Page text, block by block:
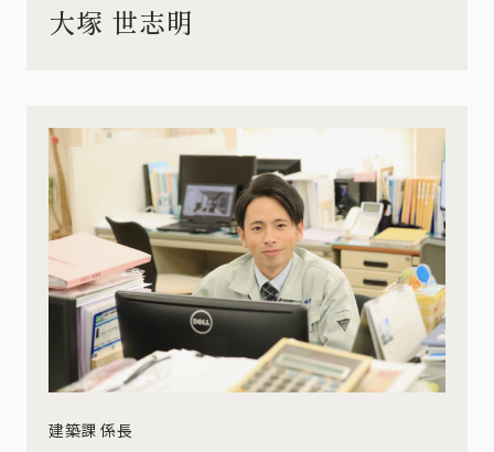
大塚 世志明
建築課 係長